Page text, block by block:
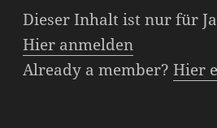
Dieser Inhalt ist nur für
Hier anmelden
Already a member?Hier